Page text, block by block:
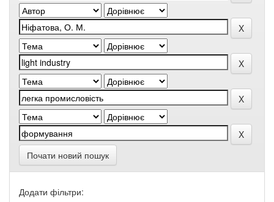
Почати новий пошук
Додати фільтри: